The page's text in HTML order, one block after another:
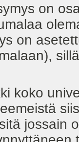
on osa
on
koko
jossain